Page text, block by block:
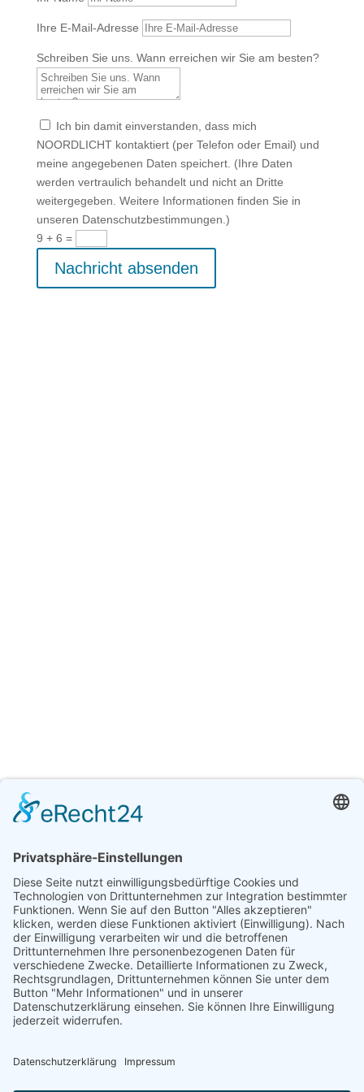
Ihre E-Mail-Adresse
Schreiben Sie uns. Wann erreichen wir Sie am besten?
Ich bin damit einverstanden, dass mich
NOORDLICHT kontaktiert (per Telefon oder Email) und
meine angegebenen Daten speichert. (Ihre Daten
werden vertraulich behandelt und nicht an Dritte
weitergegeben. Weitere Informationen finden Sie in
unseren Datenschutzbestimmungen.)
9 + 6 =
Nachricht absenden
Öffnungszeiten
Montags bis Freitags:
8 – 17 Uhr
Alle von Noordlicht genannten Preise auf der Website,